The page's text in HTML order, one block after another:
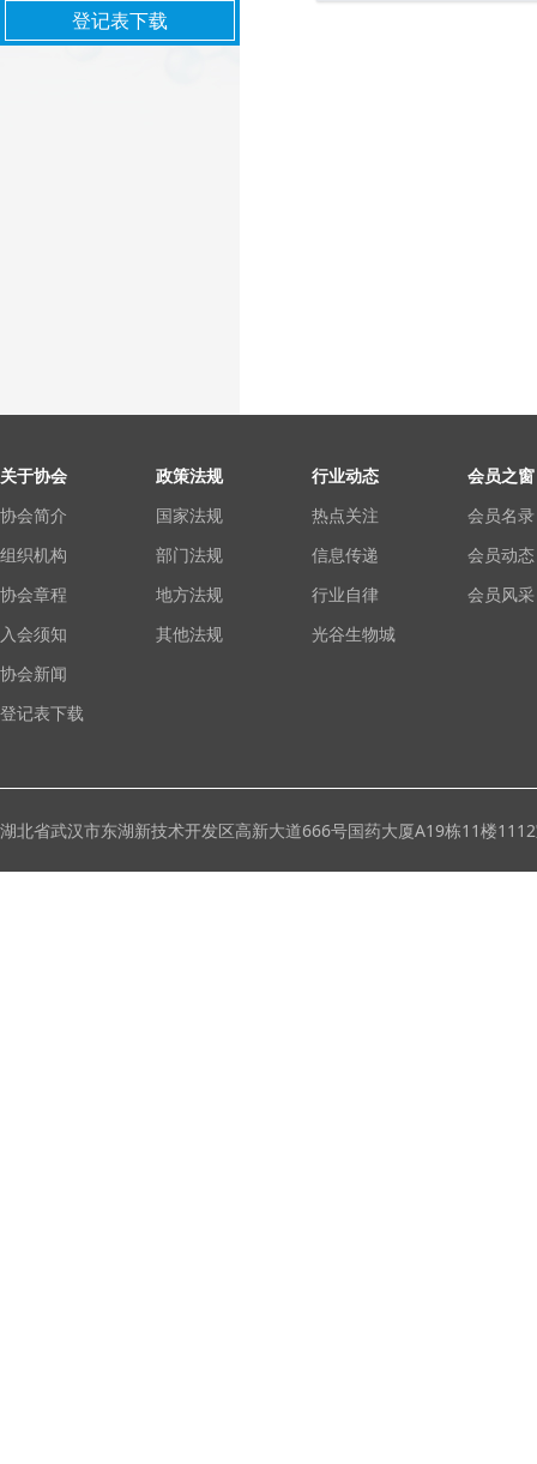
登记表下载
关于协会
协会简介
组织机构
协会章程
入会须知
协会新闻
登记表下载
政策法规
国家法规
部门法规
地方法规
其他法规
行业动态
热点关注
信息传递
行业自律
光谷生物城
会员之窗
会员名录
会员动态
会员风采
湖北省武汉市东湖新技术开发区高新大道666号国药大厦A19栋11楼